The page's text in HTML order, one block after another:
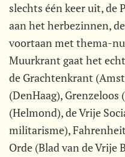
slechts één keer uit, de
aan het herbezinnen,
voortaan met thema-
Muurkrant gaat het
de Grachtenkrant
(DenHaag), Grenzeloos
(Helmond), de Vrije
militarisme),
Orde (Blad van de